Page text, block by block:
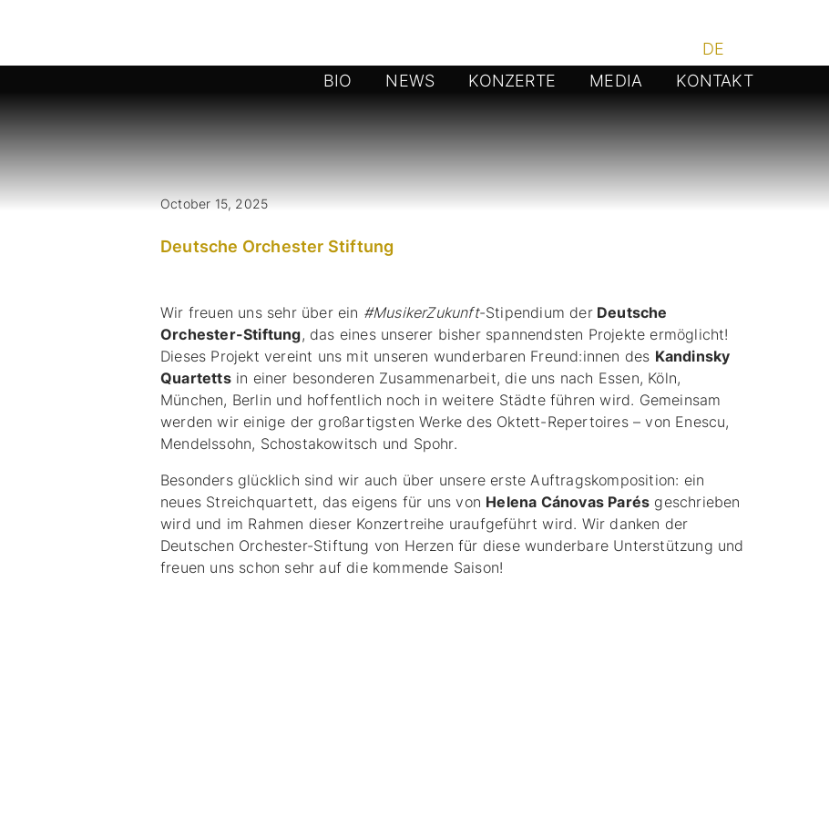
DE
BIO
NEWS KONZERTE MEDIA KONTAKT
October 15, 2025
Deutsche Orchester Stiftung
Wir freuen uns sehr über ein #MusikerZukunft-Stipendium derDeutsche
Orchester-Stiftung, das eines unserer bisher spannendsten Projekte ermöglicht!
Dieses Projekt vereint uns mit unseren wunderbaren Freund:innen des Kandinsky
Quartettsin einer besonderen Zusammenarbeit, die uns nach Essen, Köln,
München, Berlin und hoffentlich noch in weitere Städte führen wird. Gemeinsam
werden wir einige der großartigsten Werke des Oktett-Repertoires – von Enescu,
Mendelssohn, Schostakowitsch und Spohr.
Besonders glücklich sind wir auch über unsere erste Auftragskomposition: ein
neues Streichquartett, das eigens für uns von Helena Cánovas Parés geschrieben
wird und im Rahmen dieser Konzertreihe uraufgeführt wird. Wir danken der
Deutschen Orchester-Stiftung von Herzen für diese wunderbare Unterstützung und
freuen uns schon sehr auf die kommende Saison!